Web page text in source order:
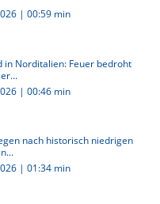
| 00:59 min
in Norditalien: Feuer bedroht
| 00:46 min
nach historisch niedrigen
| 01:34 min